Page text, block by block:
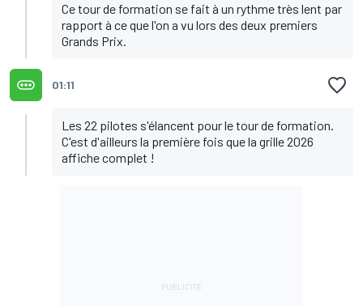
Ce tour de formation se fait à un rythme très lent par
rapport à ce que l'on a vu lors des deux premiers
Grands Prix.
01:11
Les 22 pilotes s'élancent pour le tour de formation.
C'est d'ailleurs la première fois que la grille 2026
affiche complet !